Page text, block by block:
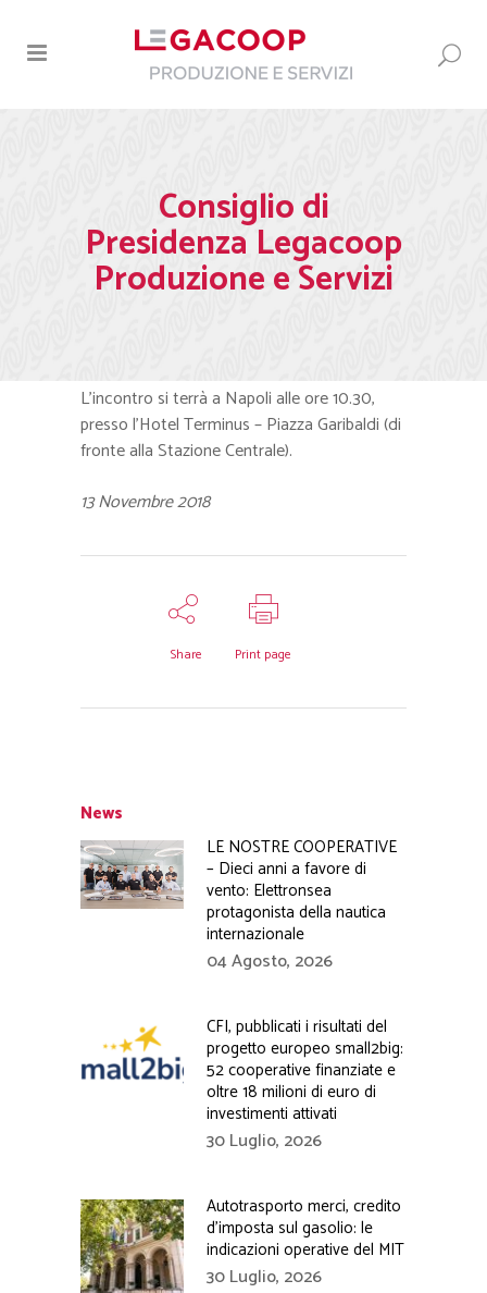
Consiglio di
Presidenza Legacoop
Produzione e Servizi
L’incontro si terrà a Napoli alle ore 10.30,
presso l’Hotel Terminus – Piazza Garibaldi (di
fronte alla Stazione Centrale).
13 Novembre 2018
Share Print page
News
LE NOSTRE COOPERATIVE
– Dieci anni a favore di
vento: Elettronsea
protagonista della nautica
internazionale
04 Agosto, 2026
CFI, pubblicati i risultati del
progetto europeo small2big:
52 cooperative finanziate e
oltre 18 milioni di euro di
investimenti attivati
30 Luglio, 2026
Autotrasporto merci, credito
d’imposta sul gasolio: le
indicazioni operative del MIT
30 Luglio, 2026